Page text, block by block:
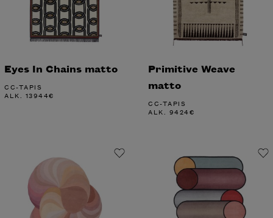
Eyes In Chains matto
CC-TAPIS
ALK. 13944€
Primitive Weave
matto
CC-TAPIS
ALK. 9424€